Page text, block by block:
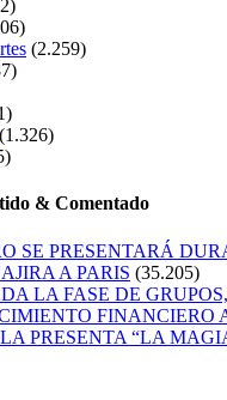
(2.259)
(1.326)
& Comentado
SE PRESENTARÁ
A PARIS (35.205)
LA FASE DE
FINANCIERO
PRESENTA “LA